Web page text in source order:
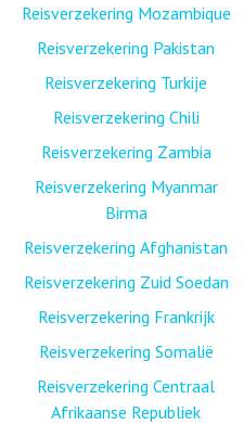
Reisverzekering Mozambique
Reisverzekering Pakistan
Reisverzekering Turkije
Reisverzekering Chili
Reisverzekering Zambia
Reisverzekering Myanmar
Birma
Reisverzekering Afghanistan
Reisverzekering Zuid Soedan
Reisverzekering Frankrijk
Reisverzekering Somalië
Reisverzekering Centraal
Afrikaanse Republiek